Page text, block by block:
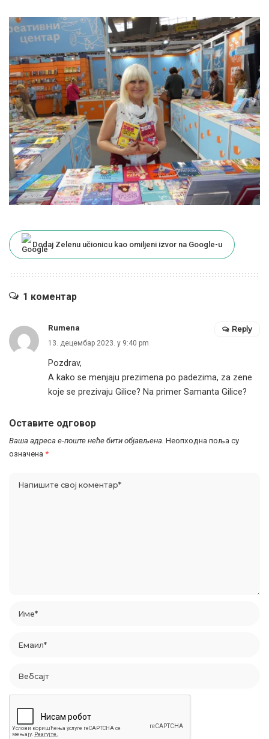
Dodaj Zelenu učionicu kao omiljeni izvor na Google-u
1 коментар
Rumena
13. децембар 2023. у 9:40 pm
Pozdrav,
A kako se menjaju prezimena po padezima, za zene
koje se prezivaju Gilice? Na primer Samanta Gilice?
Reply
Оставите одговор
Ваша адреса е-поште неће бити објављена. Неопходна поља су
означена *